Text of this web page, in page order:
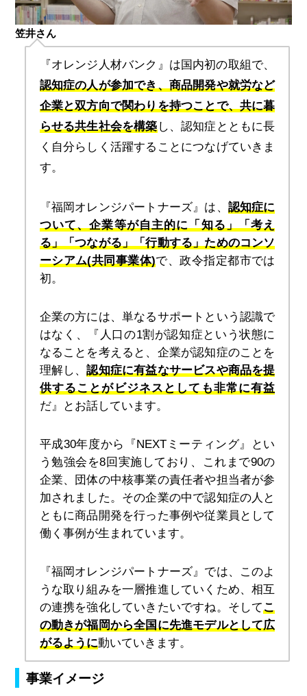
笠井さん
『オレンジ人材バンク』は国内初の取組で、
認知症の人が参加でき、商品開発や就労など
企業と双方向で関わりを持つことで、共に暮
らせる共生社会を構築し、認知症とともに長
く自分らしく活躍することにつなげていきま
す。
『福岡オレンジパートナーズ』は、 認知症に
ついて、企業等が自主的に「知る」「考え
る」「つながる」「行動する」ためのコンソ
ーシアム(共同事業体)で、政令指定都市では
初。
企業の方には、単なるサポートという認識で
はなく、『人口の1割が認知症という状態に
なることを考えると、企業が認知症のことを
理解し、認知症に有益なサービスや商品を提
供することがビジネスとしても非常に有益
だ』とお話しています。
平成30年度から『NEXTミーティング』とい
う勉強会を8回実施しており、これまで90の
企業、団体の中核事業の責任者や担当者が参
加されました。その企業の中で認知症の人と
ともに商品開発を行った事例や従業員として
働く事例が生まれています。
『福岡オレンジパートナーズ』では、このよ
うな取り組みを一層推進していくため、相互
の連携を強化していきたいですね。そしてこ
の動きが福岡から全国に先進モデルとして広
がるように動いていきます。
事業イメージ